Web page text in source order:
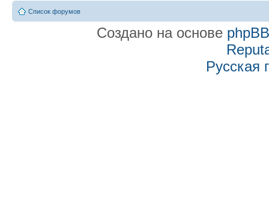
Список форумов
Создано на основе phpBB
Русская